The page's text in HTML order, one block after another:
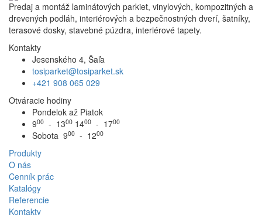
Predaj a montáž laminátových parkiet, vinylových, kompozitných a
drevených podláh, interiérových a bezpečnostných dverí, šatníky,
terasové dosky, stavebné púzdra, interiérové tapety.
Kontakty
Jesenského 4, Šaľa
tosiparket@tosiparket.sk
+421 908 065 029
Otváracie hodiny
Pondelok až Piatok
900 - 1300 1400 - 1700
Sobota 900 - 1200
Produkty
O nás
Cenník prác
Katalógy
Referencie
Kontakty